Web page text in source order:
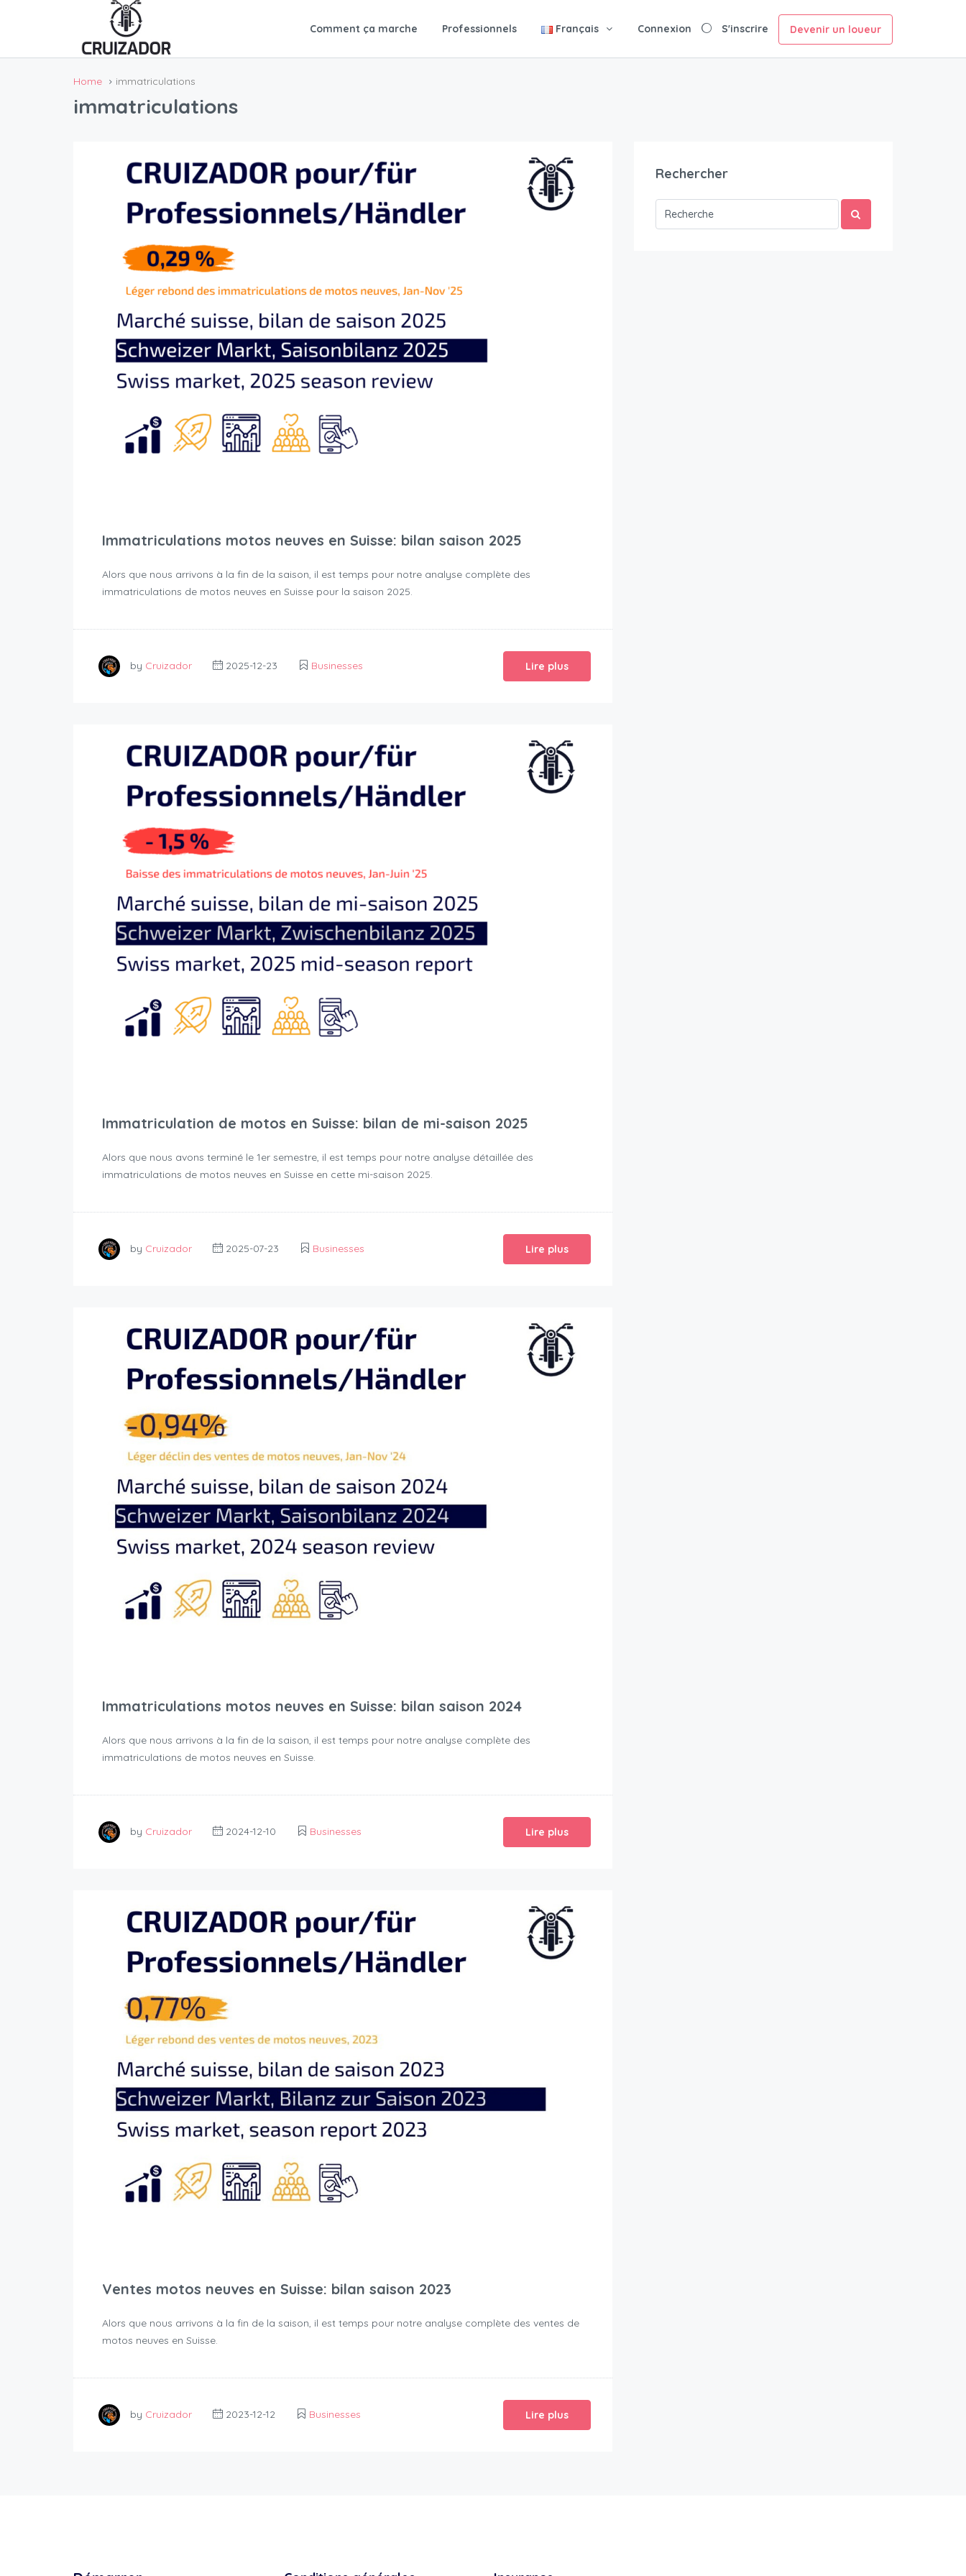
Comment ça marche Professionnels Français Connexion S'inscrire Devenir un loueur
Home immatriculations
immatriculations
Immatriculations motos neuves en Suisse: bilan saison 2025
Alors que nous arrivons à la fin de la saison, il est temps pour notre analyse complète des
immatriculations de motos neuves en Suisse pour la saison 2025.
by Cruizador 2025-12-23 Businesses Lire plus
Immatriculation de motos en Suisse: bilan de mi-saison 2025
Alors que nous avons terminé le 1er semestre, il est temps pour notre analyse détaillée des
immatriculations de motos neuves en Suisse en cette mi-saison 2025.
by Cruizador 2025-07-23 Businesses Lire plus
Immatriculations motos neuves en Suisse: bilan saison 2024
Alors que nous arrivons à la fin de la saison, il est temps pour notre analyse complète des
immatriculations de motos neuves en Suisse.
by Cruizador 2024-12-10 Businesses Lire plus
Ventes motos neuves en Suisse: bilan saison 2023
Alors que nous arrivons à la fin de la saison, il est temps pour notre analyse complète des ventes de
motos neuves en Suisse.
by Cruizador 2023-12-12 Businesses Lire plus
Rechercher